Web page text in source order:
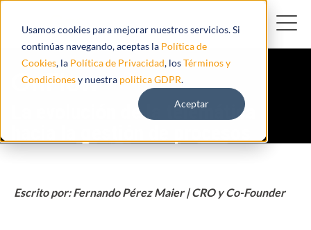
Usamos cookies para mejorar nuestros servicios. Si
continúas navegando, aceptas la Política de
Cookies, la Política de Privacidad, losTérminos y
Condicionesy nuestra politica GDPR.
Aceptar
OnFlow
La evolución de la telemática
Escrito por: Fernando Pérez Maier | CRO y Co-Founder